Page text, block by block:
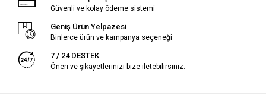
Güvenli ve kolay ödeme sistemi
Geniş Ürün Yelpazesi
Binlerce ürün ve kampanya seçeneği
7 / 24 DESTEK
Öneri ve şikayetlerinizi bize iletebilirsiniz.